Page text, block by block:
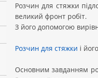
Розчин для стяжки
великий фронт робіт.
З його допомогою
Розчин для стяжки і
Основним завданням